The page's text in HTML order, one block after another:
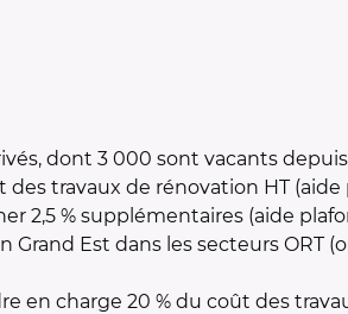
dont 3 000 sont vacants
travaux de rénovation HT
2,5 % supplémentaires (aide
Grand Est dans les secteurs ORT
en charge 20 % du coût des